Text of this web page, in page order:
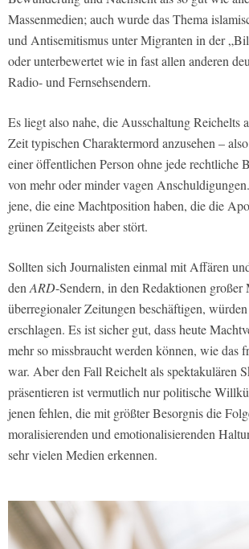
Massenmedien; auch wurde das Thema
und Antisemitismus unter Migranten in der
oder unterbewertet wie in fast allen anderen
Radio- und Fernsehsendern.
Es liegt also nahe, die Ausschaltung Reichelts
Zeit typischen Charaktermord anzusehen –
einer öffentlichen Person ohne jede rechtliche
von mehr oder minder vagen
jene, die eine Machtposition haben, die die
grünen Zeitgeists aber stört.
Sollten sich Journalisten einmal mit Affären
den ARD-Sendern, in den Redaktionen großer
überregionaler Zeitungen beschäftigen,
erschlagen. Es ist sicher gut, dass heute
mehr so missbraucht werden können, wie das
war. Aber den Fall Reichelt als spektakulären
präsentieren ist vermutlich nur politische
jenen fehlen, die mit größter Besorgnis die
moralisierenden und emotionalisierenden
sehr vielen Medien erkennen.